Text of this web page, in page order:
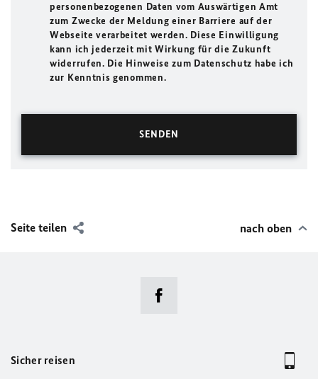
personenbezogenen Daten vom Auswärtigen Amt
zum Zwecke der Meldung einer Barriere auf der
Webseite verarbeitet werden. Diese Einwilligung
kann ich jederzeit mit Wirkung für die Zukunft
widerrufen. Die Hinweise zum Datenschutz habe ich
zur Kenntnis genommen.
Seite teilen nach oben
Sicher reisen